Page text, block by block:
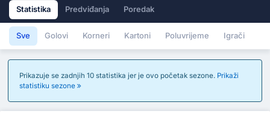
Statistika Predviđanja Poredak
Sve Golovi Korneri Kartoni Poluvrijeme Igrači
Prikazuje se zadnjih 10 statistika jer je ovo početak sezone. Prikaži
statistiku sezone